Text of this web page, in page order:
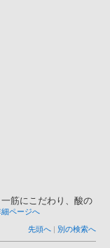
筋にこだわり、酸の
細ページへ
先頭へ | 別の検索へ